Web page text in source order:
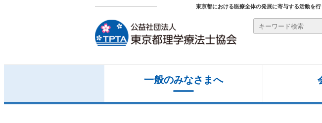
東京都における医療全体の発展に寄与する活動を
一般のみなさまへ